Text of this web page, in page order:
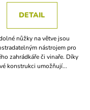
DETAIL
nůžky na větve jsou
nástrojem pro
zahrádkáře či vinaře. Díky
konstrukci umožňují...